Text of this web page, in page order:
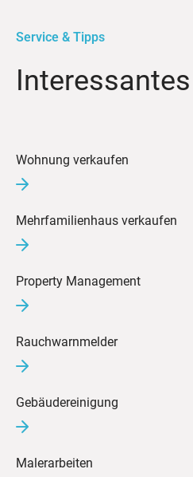
Service & Tipps
Wohnung verkaufen
Mehrfamilienhaus verkaufen
Property Management
Rauchwarnmelder
Gebäudereinigung
Malerarbeiten